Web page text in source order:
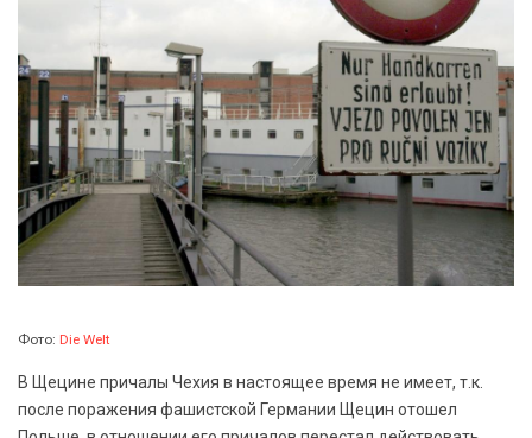
Фото: Die Welt
В Щецине причалы Чехия в настоящее время не имеет, т.к.
после поражения фашистской Германии Щецин отошел